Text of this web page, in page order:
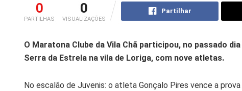
0
PARTILHAS
0
VISUALIZAÇÕES
Partilhar
O Maratona Clube da Vila Chã participou, no passado
Serra da Estrela na vila de Loriga, com nove atletas.
No escalão de Juvenis: o atleta Gonçalo Pires vence a